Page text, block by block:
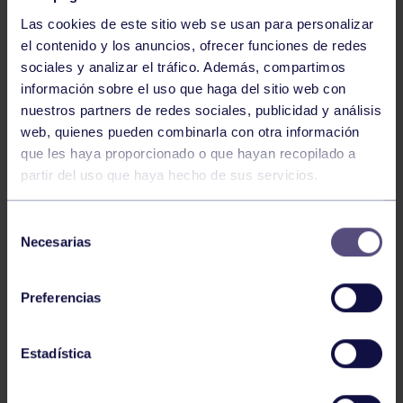
Las cookies de este sitio web se usan para personalizar
el contenido y los anuncios, ofrecer funciones de redes
sociales y analizar el tráfico. Además, compartimos
información sobre el uso que haga del sitio web con
nuestros partners de redes sociales, publicidad y análisis
web, quienes pueden combinarla con otra información
que les haya proporcionado o que hayan recopilado a
partir del uso que haya hecho de sus servicios.
Necesarias
Preferencias
Estadística
Baloncesto
ÚLTIMOS RESULTADOS DE LA SECCIÓN
Baloncesto